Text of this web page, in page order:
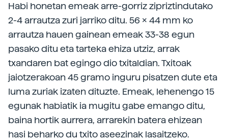
Habi honetan emeak arre-gorriz zipriztindutako
2-4 arrautza zuri jarriko ditu. 56 x 44 mm ko
arrautza hauen gainean emeak 33-38 egun
pasako ditu eta tarteka ehiza utziz, arrak
txandaren bat egingo dio txitaldian. Txitoak
jaiotzerakoan 45 gramo inguru pisatzen dute eta
luma zuriak izaten dituzte. Emeak, lehenengo 15
egunak habiatik ia mugitu gabe emango ditu,
baina hortik aurrera, arrarekin batera ehizean
hasi beharko du txito aseezinak lasaitzeko.